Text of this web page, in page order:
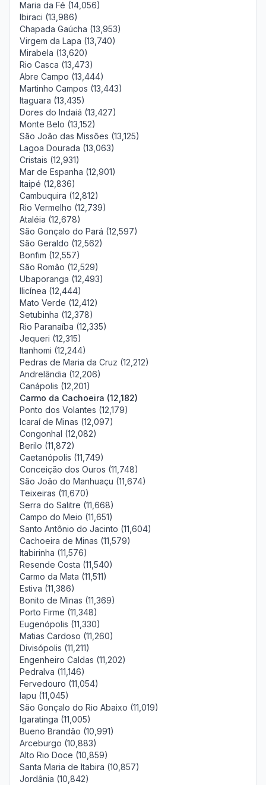
Maria da Fé (14,056)
Ibiraci (13,986)
Chapada Gaúcha (13,953)
Virgem da Lapa (13,740)
Mirabela (13,620)
Rio Casca (13,473)
Abre Campo (13,444)
Martinho Campos (13,443)
Itaguara (13,435)
Dores do Indaiá (13,427)
Monte Belo (13,152)
São João das Missões (13,125)
Lagoa Dourada (13,063)
Cristais (12,931)
Mar de Espanha (12,901)
Itaipé (12,836)
Cambuquira (12,812)
Rio Vermelho (12,739)
Ataléia (12,678)
São Gonçalo do Pará (12,597)
São Geraldo (12,562)
Bonfim (12,557)
São Romão (12,529)
Ubaporanga (12,493)
Ilicínea (12,444)
Mato Verde (12,412)
Setubinha (12,378)
Rio Paranaíba (12,335)
Jequeri (12,315)
Itanhomi (12,244)
Pedras de Maria da Cruz (12,212)
Andrelândia (12,206)
Canápolis (12,201)
Carmo da Cachoeira (12,182)
Ponto dos Volantes (12,179)
Icaraí de Minas (12,097)
Congonhal (12,082)
Berilo (11,872)
Caetanópolis (11,749)
Conceição dos Ouros (11,748)
São João do Manhuaçu (11,674)
Teixeiras (11,670)
Serra do Salitre (11,668)
Campo do Meio (11,651)
Santo Antônio do Jacinto (11,604)
Cachoeira de Minas (11,579)
Itabirinha (11,576)
Resende Costa (11,540)
Carmo da Mata (11,511)
Estiva (11,386)
Bonito de Minas (11,369)
Porto Firme (11,348)
Eugenópolis (11,330)
Matias Cardoso (11,260)
Divisópolis (11,211)
Engenheiro Caldas (11,202)
Pedralva (11,146)
Fervedouro (11,054)
Iapu (11,045)
São Gonçalo do Rio Abaixo (11,019)
Igaratinga (11,005)
Bueno Brandão (10,991)
Arceburgo (10,883)
Alto Rio Doce (10,859)
Santa Maria de Itabira (10,857)
Jordânia (10,842)